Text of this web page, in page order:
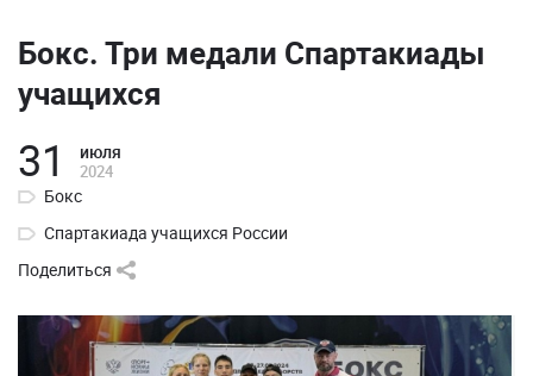
Бокс. Три медали Спартакиады
учащихся
31 июля
2024
Бокс
Спартакиада учащихся России
Поделиться